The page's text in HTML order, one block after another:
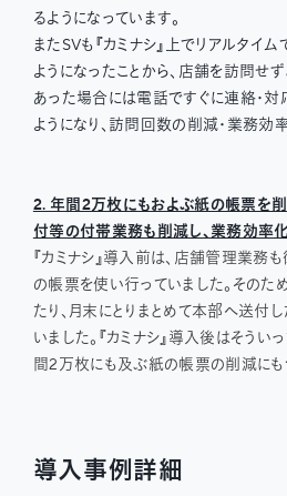
るようになっています。
またSVも『カミナシ』上でリアルタイ
ようになったことから、店舗を訪問せ
あった場合には電話ですぐに連絡・対
ようになり、訪問回数の削減・業務効
2. 年間2万枚にもおよぶ紙の帳票を
付等の付帯業務も削減し、業務効率
『カミナシ』導入前は、店舗管理業務
の帳票を使い行っていました。そのた
たり、月末にとりまとめて本部へ送付
いました。『カミナシ』導入後はそうい
間2万枚にも及ぶ紙の帳票の削減にも
導入事例詳細